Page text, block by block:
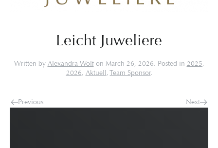
Leicht Juweliere
Written by Alexandra Wolfon March 26, 2026. Posted in 2025,
2026, Aktuell,Team Sponsor.
Previous Next